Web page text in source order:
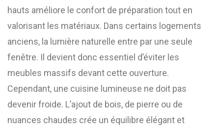
hauts améliore le confort de préparation tout en
valorisant les matériaux. Dans certains logements
anciens, la lumière naturelle entre par une seule
fenêtre. Il devient donc essentiel d’éviter les
meubles massifs devant cette ouverture.
Cependant, une cuisine lumineuse ne doit pas
devenir froide. L’ajout de bois, de pierre ou de
nuances chaudes crée un équilibre élégant et